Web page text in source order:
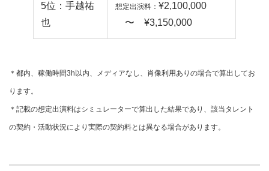
5位：手越祐
也
想定出演料： ¥2,100,000
〜 ¥3,150,000
＊都内、稼働時間3h以内、メディアなし、肖像利用ありの場合で算出してお
ります。
＊記載の想定出演料はシミュレーターで算出した結果であり、該当タレント
の契約・活動状況により実際の契約料とは異なる場合があります。